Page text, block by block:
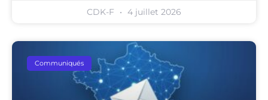
CDK-F 4 juillet 2026
Communiqués